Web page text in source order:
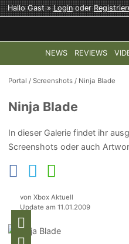
Hallo Gast »Loginoder
NEWS REVIEWS
TOP-THEMEN: COD:
Portal /Screenshots / Ninja Blade
Ninja Blade
In dieser Galerie findet ihr
Screenshots oder auch
von Xbox Aktuell
Update am 11.01.2009